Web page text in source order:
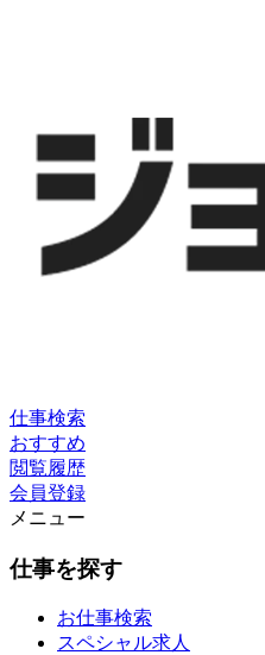
仕事検索
おすすめ
閲覧履歴
会員登録
メニュー
仕事を探す
お仕事検索
スペシャル求人